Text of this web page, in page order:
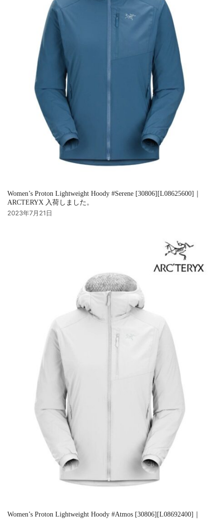
Women’s Proton Lightweight Hoody #Serene [30806][L08625600]｜
ARCTERYX 入荷しました。
2023年7月21日
Women’s Proton Lightweight Hoody #Atmos [30806][L08692400]｜